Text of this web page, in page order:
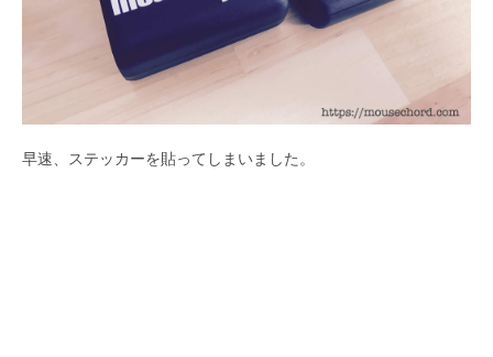
早速、ステッカーを貼ってしまいました。